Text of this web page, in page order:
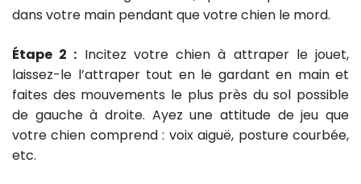
dans votre main pendant que votre chien le mord.
Étape 2 : Incitez votre chien à attraper le jouet,
laissez-le l’attraper tout en le gardant en main et
faites des mouvements le plus près du sol possible
de gauche à droite. Ayez une attitude de jeu que
votre chien comprend : voix aiguë, posture courbée,
etc.